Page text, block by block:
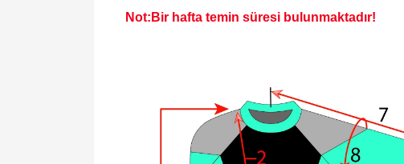
Not:Bir hafta temin süresi bulunmaktadır!